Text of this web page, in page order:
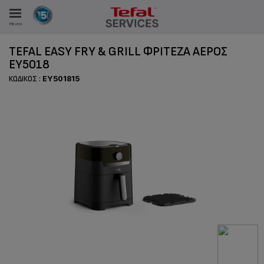
Μενού
TEFAL EASY FRY & GRILL ΦΡΙΤΈΖΑ ΑΈΡΟΣ
EY5018
ΚΩΔΙΚΌΣ : EY501815